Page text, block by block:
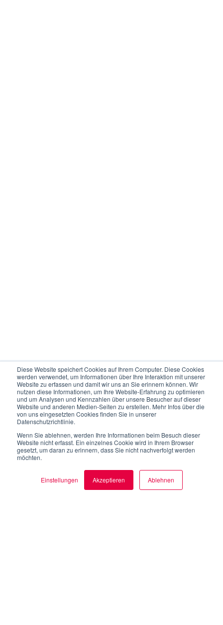
Diese Website speichert Cookies auf Ihrem Computer. Diese Cookies
werden verwendet, um Informationen über Ihre Interaktion mit unserer
Website zu erfassen und damit wir uns an Sie erinnern können. Wir
nutzen diese Informationen, um Ihre Website-Erfahrung zu optimieren
und um Analysen und Kennzahlen über unsere Besucher auf dieser
Website und anderen Medien-Seiten zu erstellen. Mehr Infos über die
von uns eingesetzten Cookies finden Sie in unserer
Datenschutzrichtlinie.
Wenn Sie ablehnen, werden Ihre Informationen beim Besuch dieser
Website nicht erfasst. Ein einzelnes Cookie wird in Ihrem Browser
gesetzt, um daran zu erinnern, dass Sie nicht nachverfolgt werden
möchten.
Einstellungen Akzeptieren Ablehnen